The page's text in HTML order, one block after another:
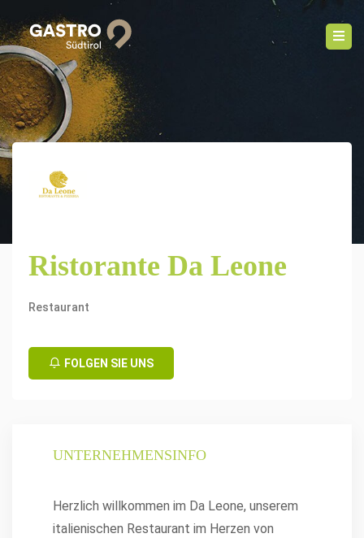
Ristorante Da Leone
Restaurant
FOLGEN SIE UNS
UNTERNEHMENSINFO
Herzlich willkommen im Da Leone, unserem
italienischen Restaurant im Herzen von